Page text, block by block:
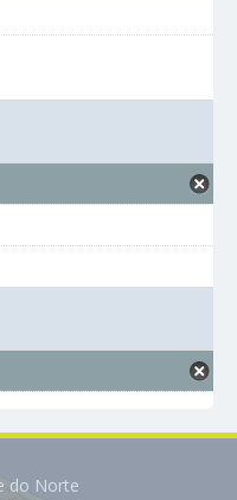
do Norte